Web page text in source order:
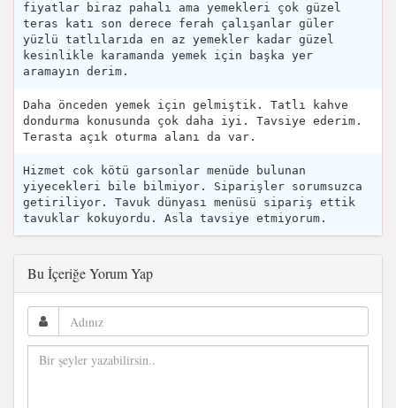
fiyatlar biraz pahalı ama yemekleri çok güzel
teras katı son derece ferah çalışanlar güler
yüzlü tatlılarıda en az yemekler kadar güzel
kesinlikle karamanda yemek için başka yer
aramayın derim.
Daha önceden yemek için gelmiştik. Tatlı kahve
dondurma konusunda çok daha iyi. Tavsiye ederim.
Terasta açık oturma alanı da var.
Hizmet cok kötü garsonlar menüde bulunan
yiyecekleri bile bilmiyor. Siparişler sorumsuzca
getiriliyor. Tavuk dünyası menüsü sipariş ettik
tavuklar kokuyordu. Asla tavsiye etmiyorum.
Bu İçeriğe Yorum Yap